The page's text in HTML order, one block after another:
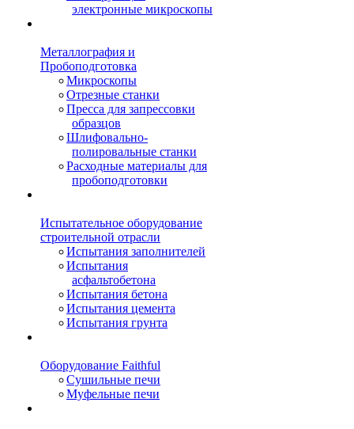
электронные микроскопы
Металлография и
Пробоподготовка
Микроскопы
Отрезные станки
Пресса для запрессовки
образцов
Шлифовально-
полировальные станки
Расходные материалы для
пробоподготовки
Испытательное оборудование
строительной отрасли
Испытания заполнителей
Испытания
асфальтобетона
Испытания бетона
Испытания цемента
Испытания грунта
Оборудование Faithful
Сушильные печи
Муфельные печи